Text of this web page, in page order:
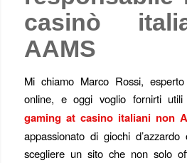
casinò
AAMS
Mi chiamo Marco Rossi,
online, e oggi voglio fornirti utili
gaming at casino italiani non
appassionato di giochi
scegliere un sito che non solo